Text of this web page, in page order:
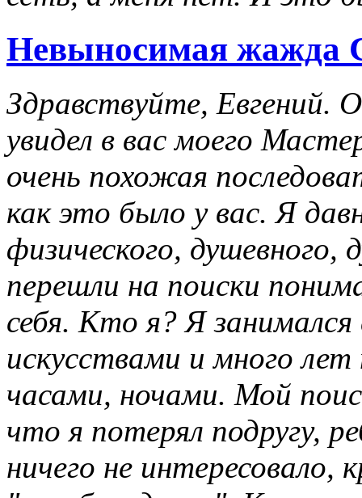
Невыносимая
Здравствуйте, Евгений.
увидел в вас моего
очень похожая
как это было у вас. Я
физического,
перешли на поиски
себя. Кто я? Я
искусствами и много
часами, ночами. Мой
что я потерял подругу,
ничего не интересовало,